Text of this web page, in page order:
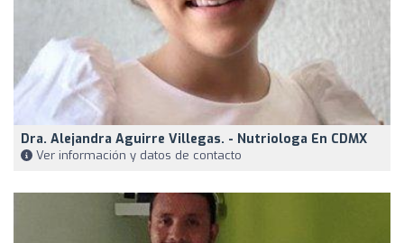
Dra. Alejandra Aguirre Villegas. - Nutriologa En CDMX
Ver información y datos de contacto